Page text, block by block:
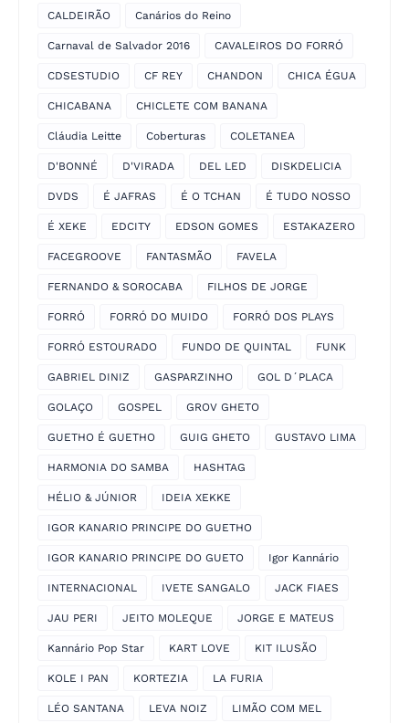
CALDEIRÃO Canários do Reino
Carnaval de Salvador 2016 CAVALEIROS DO FORRÓ
CDSESTUDIO CF REY CHANDON CHICA ÉGUA
CHICABANA CHICLETE COM BANANA
Cláudia Leitte Coberturas COLETANEA
D'BONNÉ D'VIRADA DEL LED DISKDELICIA
DVDS É JAFRAS É O TCHAN É TUDO NOSSO
É XEKE EDCITY EDSON GOMES ESTAKAZERO
FACEGROOVE FANTASMÃO FAVELA
FERNANDO & SOROCABA FILHOS DE JORGE
FORRÓ FORRÓ DO MUIDO FORRÓ DOS PLAYS
FORRÓ ESTOURADO FUNDO DE QUINTAL FUNK
GABRIEL DINIZ GASPARZINHO GOL D´PLACA
GOLAÇO GOSPEL GROV GHETO
GUETHO É GUETHO GUIG GHETO GUSTAVO LIMA
HARMONIA DO SAMBA HASHTAG
HÉLIO & JÚNIOR IDEIA XEKKE
IGOR KANARIO PRINCIPE DO GUETHO
IGOR KANARIO PRINCIPE DO GUETO Igor Kannário
INTERNACIONAL IVETE SANGALO JACK FIAES
JAU PERI JEITO MOLEQUE JORGE E MATEUS
Kannário Pop Star KART LOVE KIT ILUSÃO
KOLE I PAN KORTEZIA LA FURIA
LÉO SANTANA LEVA NOIZ LIMÃO COM MEL